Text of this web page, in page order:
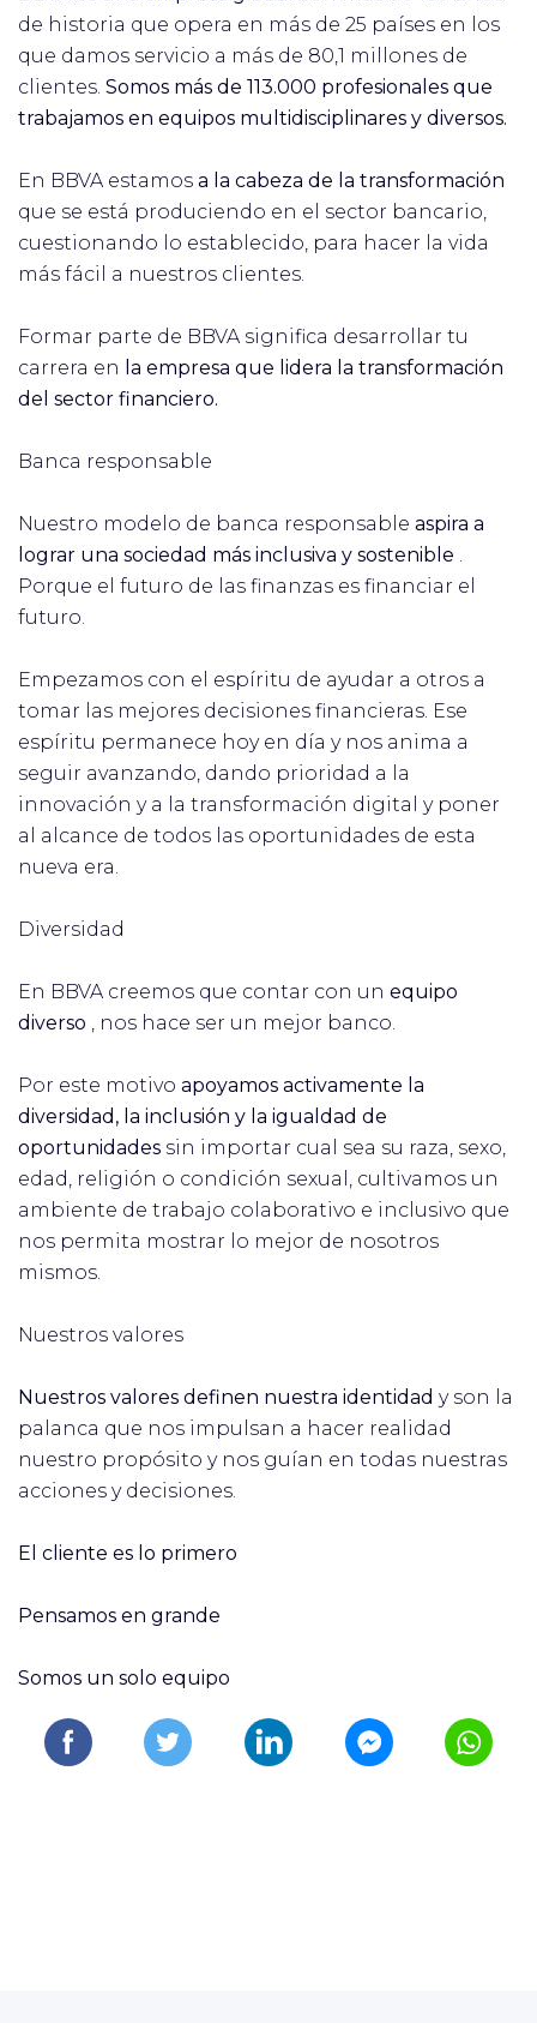
de historia que opera en más de 25 países en los
que damos servicio a más de 80,1 millones de
clientes. Somos más de 113.000 profesionales que
trabajamos en equipos multidisciplinares y diversos.
En BBVA estamos a la cabeza de la transformación
que se está produciendo en el sector bancario,
cuestionando lo establecido, para hacer la vida
más fácil a nuestros clientes.
Formar parte de BBVA significa desarrollar tu
carrera en la empresa que lidera la transformación
del sector financiero.
Banca responsable
Nuestro modelo de banca responsable aspira a
lograr una sociedad más inclusiva y sostenible .
Porque el futuro de las finanzas es financiar el
futuro.
Empezamos con el espíritu de ayudar a otros a
tomar las mejores decisiones financieras. Ese
espíritu permanece hoy en día y nos anima a
seguir avanzando, dando prioridad a la
innovación y a la transformación digital y poner
al alcance de todos las oportunidades de esta
nueva era.
Diversidad
En BBVA creemos que contar con un equipo
diverso , nos hace ser un mejor banco.
Por este motivo apoyamos activamente la
diversidad, la inclusión y la igualdad de
oportunidades sin importar cual sea su raza, sexo,
edad, religión o condición sexual, cultivamos un
ambiente de trabajo colaborativo e inclusivo que
nos permita mostrar lo mejor de nosotros
mismos.
Nuestros valores
Nuestros valores definen nuestra identidad y son la
palanca que nos impulsan a hacer realidad
nuestro propósito y nos guían en todas nuestras
acciones y decisiones.
El cliente es lo primero
Pensamos en grande
Somos un solo equipo